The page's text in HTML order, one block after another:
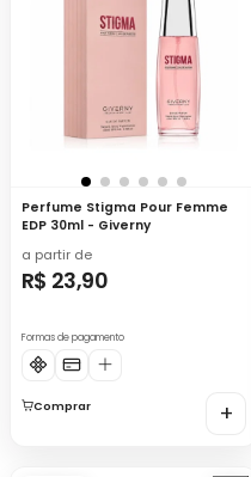
Perfume Stigma Pour Femme
EDP 30ml - Giverny
a partir de
R$ 23,90
Formas de pagamento
Comprar +